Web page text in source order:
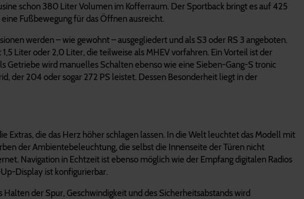
schon 380 Liter Volumen im Kofferraum. Der Sportback bringt es auf 425
Fußbewegung für das Öffnen ausreicht.
werden – wie gewohnt – ausgegliedert und als S3 oder RS 3 angeboten.
Liter oder 2,0 Liter, die teilweise als MHEV vorfahren. Ein Vorteil ist der
Getriebe wird manuelles Schalten ebenso wie eine Sieben-Gang-S tronic
der 204 oder sogar 272 PS leistet. Dessen Besonderheit liegt in der
die das Herz höher schlagen lassen. In die Welt leuchtet das Modell mit
der Ambientebeleuchtung, die selbst die Innenseite der Türen nicht
Navigation in Echtzeit ist ebenso möglich wie der Empfang digitalen Radios
Display ist konfigurierbar.
der Spur, Geschwindigkeit und des Sicherheitsabstands wird